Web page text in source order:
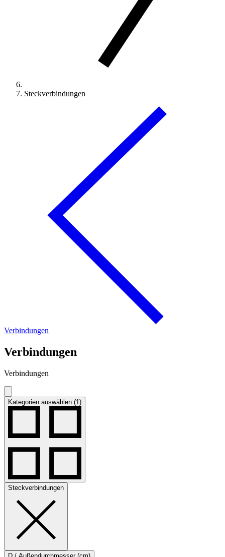
Steckverbindungen
Verbindungen
Verbindungen
Verbindungen
Kategorien auswählen (1)
Steckverbindungen